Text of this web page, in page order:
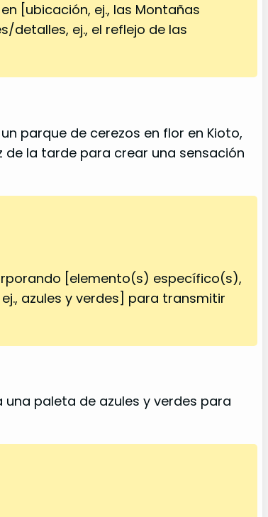
[ubicación, ej., las Montañas
detalles, ej., el reflejo de las
parque de cerezos en flor en Kioto,
la tarde para crear una sensación
[elemento(s) específico(s),
azules y verdes] para transmitir
paleta de azules y verdes para